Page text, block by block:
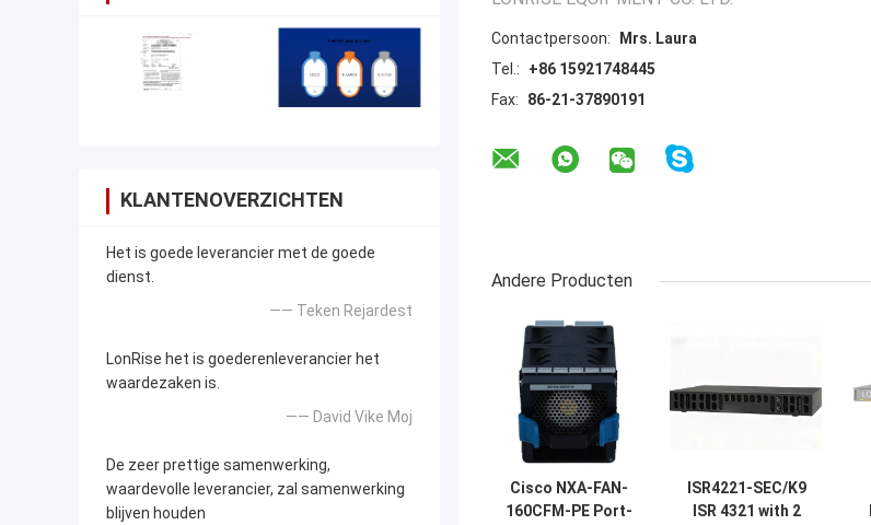
KLANTENOVERZICHTEN
Het is goede leverancier met de goede
dienst.
—— Teken Rejardest
LonRise het is goederenleverancier het
waardezaken is.
—— David Vike Moj
De zeer prettige samenwerking,
waardevolle leverancier, zal samenwerking
blijven houden
Contactpersoon:
Mrs. Laura
Tel.:
+86 15921748445
Fax:
86-21-37890191
Andere Producten
Cisco NXA-FAN-
160CFM-PE Port-
ISR4221-SEC/K9
ISR 4321 with 2